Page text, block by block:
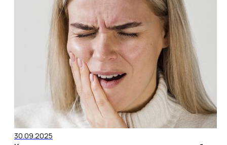
30.09.2025